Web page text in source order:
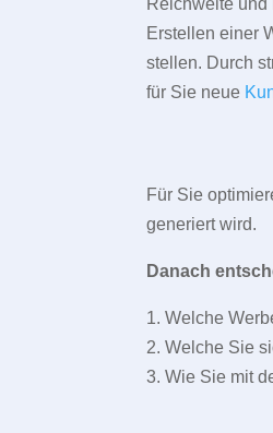
Reichweite und
Erstellen einer
stellen. Durch
für Sie neue
Für Sie
generiert wird.
Danach
1. Welche
2. Welche Sie
3. Wie Sie mit